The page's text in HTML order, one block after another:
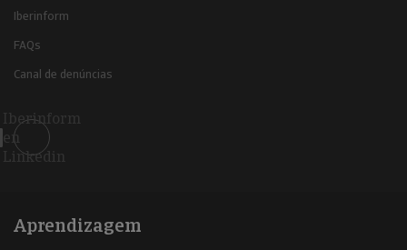
Iberinform
FAQs
Canal de denúncias
Iberinform
en
Linkedin
Aprendizagem